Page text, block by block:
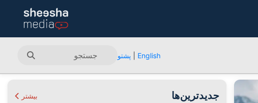
English پشتو
جدیدترین‌ها بیشتر